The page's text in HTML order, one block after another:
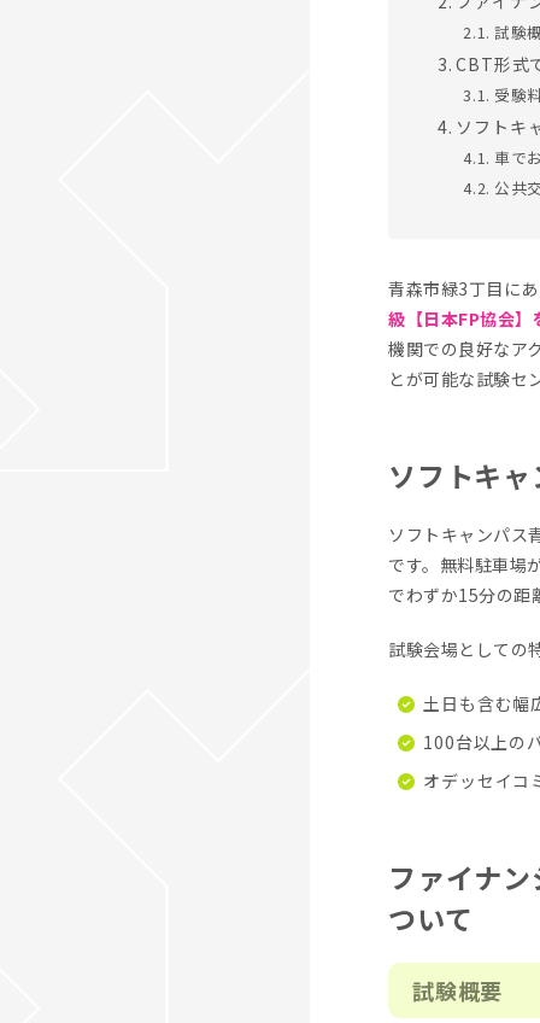
試験
CBT形式
受験
ソフトキ
車で
公共
青森市緑3丁目に
級【日本FP協会
機関での良好なア
とが可能な試験セ
ソフトキ
ソフトキャンパス
です。無料駐車場
でわずか15分の距
試験会場としての
土日も含む幅
100台以上の
オデッセイコ
ファイナ
ついて
試験概要